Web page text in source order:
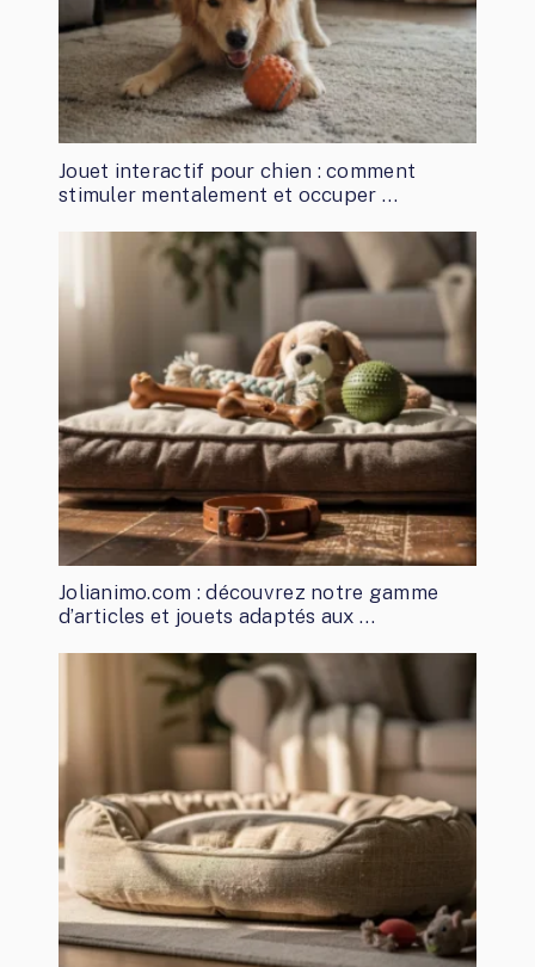
Jouet interactif pour chien : comment
stimuler mentalement et occuper …
Jolianimo.com : découvrez notre gamme
d’articles et jouets adaptés aux …